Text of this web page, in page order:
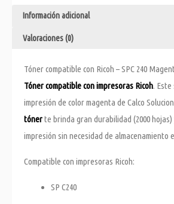
Información adicional
Valoraciones (0)
Tóner compatible con Ricoh – SPC 240
Tóner compatible con impresoras Ricoh.
impresión de color magenta de Calco
tónerte brinda gran durabilidad (2000 hojas)
impresión sin necesidad de almacenamiento
Compatible con impresoras Ricoh:
SP C240